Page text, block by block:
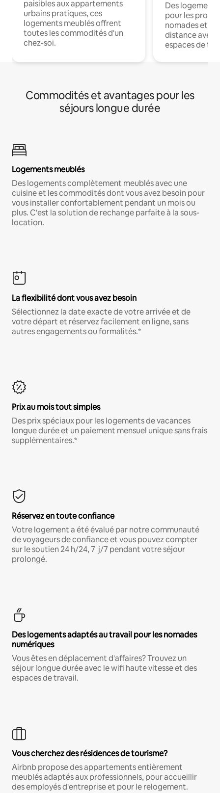
paisibles aux appartements
urbains pratiques, ces
logements meublés offrent
toutes les commodités d'un
chez-soi.
Des
pour les
nomades et
distance avec
espaces de
Commodités et avantages pour les
séjours longue durée
Logements meublés
Des logements complètement meublés avec une
cuisine et les commodités dont vous avez besoin pour
vous installer confortablement pendant un mois ou
plus. C'est la solution de rechange parfaite à la sous-
location.
La flexibilité dont vous avez besoin
Sélectionnez la date exacte de votre arrivée et de
votre départ et réservez facilement en ligne, sans
autres engagements ou formalités.*
Prix au mois tout simples
Des prix spéciaux pour les logements de vacances
longue durée et un paiement mensuel unique sans frais
supplémentaires.*
Réservez en toute confiance
Votre logement a été évalué par notre communauté
de voyageurs de confiance et vous pouvez compter
sur le soutien 24 h/24, 7 j/7 pendant votre séjour
prolongé.
Des logements adaptés au travail pour les nomades
numériques
Vous êtes en déplacement d'affaires? Trouvez un
séjour longue durée avec le wifi haute vitesse et des
espaces de travail.
Vous cherchez des résidences de tourisme?
Airbnb propose des appartements entièrement
meublés adaptés aux professionnels, pour accueillir
des employés d'entreprise et pour le relogement.